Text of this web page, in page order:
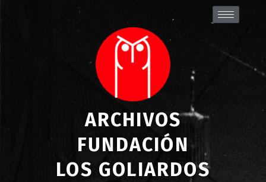
ARCHIVOS
FUNDACIÓN
LOS GOLIARDOS